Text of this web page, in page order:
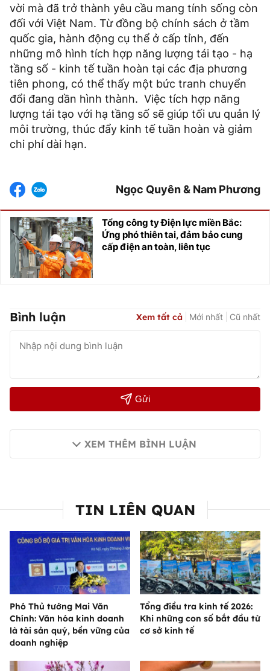
vời mà đã trở thành yêu cầu mang tính sống còn
đối với Việt Nam. Từ đồng bộ chính sách ở tầm
quốc gia, hành động cụ thể ở cấp tỉnh, đến
những mô hình tích hợp năng lượng tái tạo - hạ
tầng số - kinh tế tuần hoàn tại các địa phương
tiên phong, có thể thấy một bức tranh chuyển
đổi đang dần hình thành. Việc tích hợp năng
lượng tái tạo với hạ tầng số sẽ giúp tối ưu quản lý
môi trường, thúc đẩy kinh tế tuần hoàn và giảm
chi phí dài hạn.
Ngọc Quyên & Nam Phương
Tổng công ty Điện lực miền Bắc:
Ứng phó thiên tai, đảm bảo cung
cấp điện an toàn, liên tục
Bình luận Xem tất cả Mới nhất Cũ nhất
Gửi
XEM THÊM BÌNH LUẬN
TIN LIÊN QUAN
Phó Thủ tướng Mai Văn
Chính: Văn hóa kinh doanh
là tài sản quý, bền vững của
doanh nghiệp
Tổng điều tra kinh tế 2026:
Khi những con số bắt đầu từ
cơ sở kinh tế